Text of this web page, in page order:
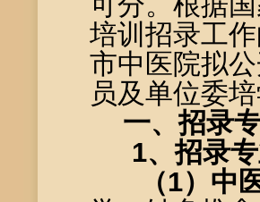
培训招录工
市中医院拟
员及单位委
一、招录
1、招录
（1）中